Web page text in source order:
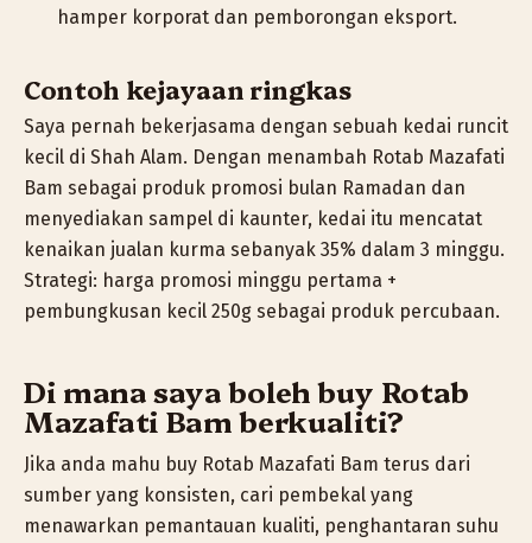
hamper korporat dan pemborongan eksport.
Contoh kejayaan ringkas
Saya pernah bekerjasama dengan sebuah kedai runcit
kecil di Shah Alam. Dengan menambah Rotab Mazafati
Bam sebagai produk promosi bulan Ramadan dan
menyediakan sampel di kaunter, kedai itu mencatat
kenaikan jualan kurma sebanyak 35% dalam 3 minggu.
Strategi: harga promosi minggu pertama +
pembungkusan kecil 250g sebagai produk percubaan.
Di mana saya boleh buy Rotab
Mazafati Bam berkualiti?
Jika anda mahu buy Rotab Mazafati Bam terus dari
sumber yang konsisten, cari pembekal yang
menawarkan pemantauan kualiti, penghantaran suhu